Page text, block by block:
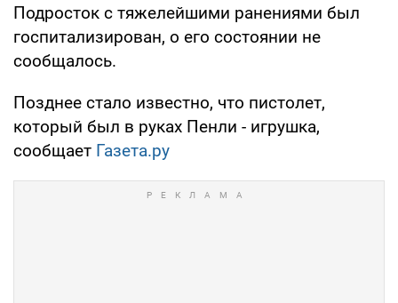
Подросток с тяжелейшими ранениями был
госпитализирован, о его состоянии не
сообщалось.
Позднее стало известно, что пистолет,
который был в руках Пенли - игрушка,
сообщает Газета.ру